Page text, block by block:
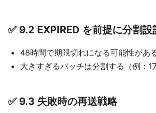
✅ 9.2 EXPIRED を前提に分割設
48時間で期限切れになる可能性があ
大きすぎるバッチは分割する（例：1
✅ 9.3 失敗時の再送戦略